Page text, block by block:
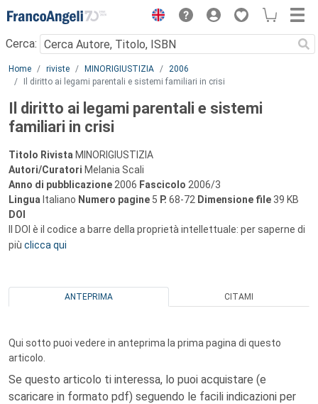
Menu
Cerca:
Main content
Home riviste MINORIGIUSTIZIA
2006
Il diritto ai legami parentali e sistemi familiari in crisi
Il diritto ai legami parentali e sistemi
familiari in crisi
Titolo Rivista MINORIGIUSTIZIA
Autori/Curatori Melania Scali
Anno di pubblicazione 2006 Fascicolo 2006/3
Lingua Italiano Numero pagine 5 P. 68-72 Dimensione file 39 KB
DOI
Il DOI è il codice a barre della proprietà intellettuale: per saperne di
più clicca qui
ANTEPRIMA CITAMI
Qui sotto puoi vedere in anteprima la prima pagina di questo
articolo.
Se questo articolo ti interessa, lo puoi acquistare (e
scaricare in formato pdf) seguendo le facili indicazioni per